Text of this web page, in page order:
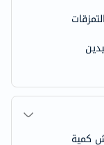
فوق. رش كمية